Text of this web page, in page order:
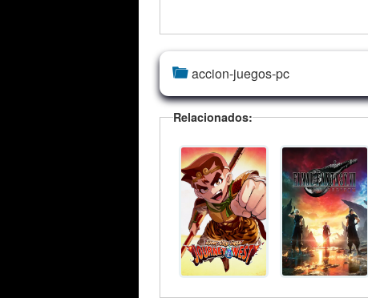
accion-juegos-pc
Relacionados: